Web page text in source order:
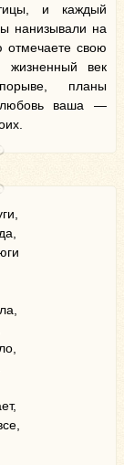
и каждый
нанизывали на
отмечаете свою
жизненный век
планы
любовь ваша —